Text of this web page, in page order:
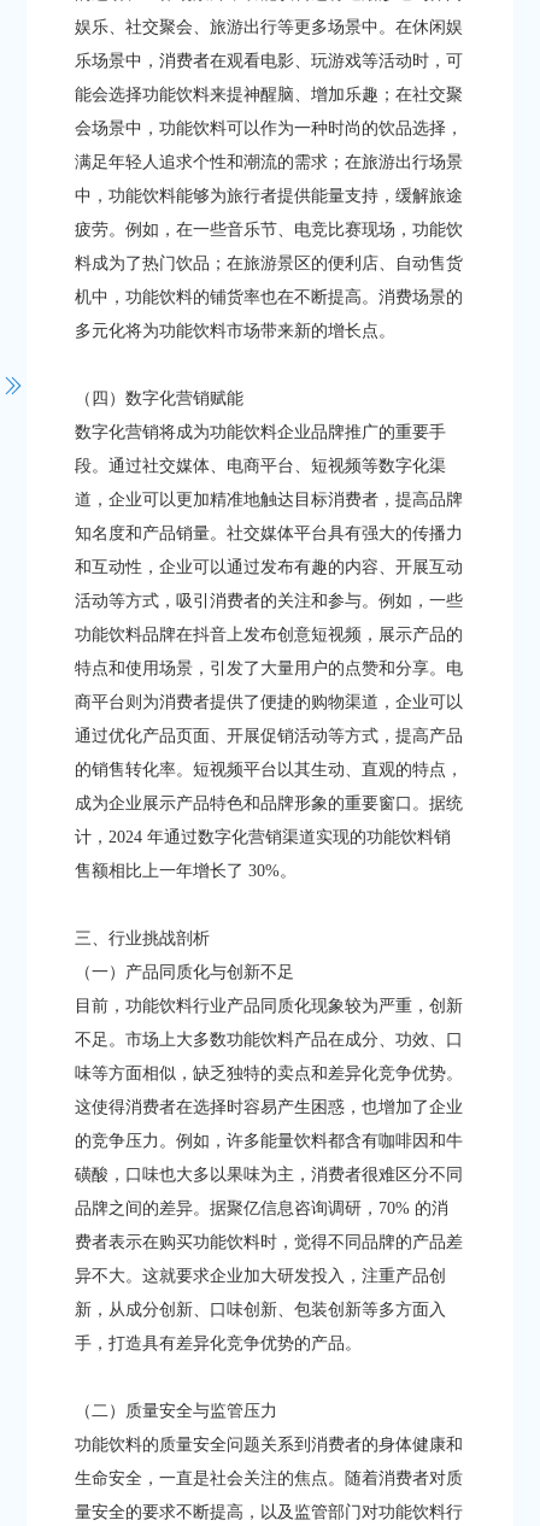
娱乐、社交聚会、旅游出行等更多场景中。在休闲娱
乐场景中，消费者在观看电影、玩游戏等活动时，可
能会选择功能饮料来提神醒脑、增加乐趣；在社交聚
会场景中，功能饮料可以作为一种时尚的饮品选择，
满足年轻人追求个性和潮流的需求；在旅游出行场景
中，功能饮料能够为旅行者提供能量支持，缓解旅途
疲劳。例如，在一些音乐节、电竞比赛现场，功能饮
料成为了热门饮品；在旅游景区的便利店、自动售货
机中，功能饮料的铺货率也在不断提高。消费场景的
多元化将为功能饮料市场带来新的增长点。​
（四）数字化营销赋能​
数字化营销将成为功能饮料企业品牌推广的重要手
段。通过社交媒体、电商平台、短视频等数字化渠
道，企业可以更加精准地触达目标消费者，提高品牌
知名度和产品销量。社交媒体平台具有强大的传播力
和互动性，企业可以通过发布有趣的内容、开展互动
活动等方式，吸引消费者的关注和参与。例如，一些
功能饮料品牌在抖音上发布创意短视频，展示产品的
特点和使用场景，引发了大量用户的点赞和分享。电
商平台则为消费者提供了便捷的购物渠道，企业可以
通过优化产品页面、开展促销活动等方式，提高产品
的销售转化率。短视频平台以其生动、直观的特点，
成为企业展示产品特色和品牌形象的重要窗口。据统
计，2024 年通过数字化营销渠道实现的功能饮料销
售额相比上一年增长了 30%。​
三、行业挑战剖析​
（一）产品同质化与创新不足​
目前，功能饮料行业产品同质化现象较为严重，创新
不足。市场上大多数功能饮料产品在成分、功效、口
味等方面相似，缺乏独特的卖点和差异化竞争优势。
这使得消费者在选择时容易产生困惑，也增加了企业
的竞争压力。例如，许多能量饮料都含有咖啡因和牛
磺酸，口味也大多以果味为主，消费者很难区分不同
品牌之间的差异。据聚亿信息咨询调研，70% 的消
费者表示在购买功能饮料时，觉得不同品牌的产品差
异不大。这就要求企业加大研发投入，注重产品创
新，从成分创新、口味创新、包装创新等多方面入
手，打造具有差异化竞争优势的产品。​
（二）质量安全与监管压力​
功能饮料的质量安全问题关系到消费者的身体健康和
生命安全，一直是社会关注的焦点。随着消费者对质
量安全的要求不断提高，以及监管部门对功能饮料行